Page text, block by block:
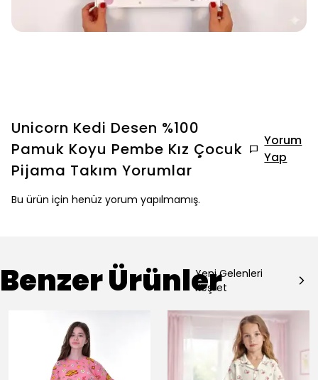
Unicorn Kedi Desen %100
Pamuk Koyu Pembe Kız Çocuk
Pijama Takım Yorumlar
Yorum
Yap
Bu ürün için henüz yorum yapılmamış.
Benzer ÜrünlerYeni Gelenleri
Keşfet